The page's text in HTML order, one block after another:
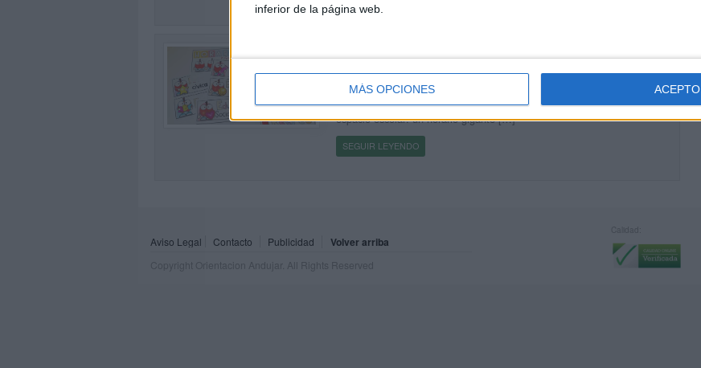
inferior de la página web.
MÁS OPCIONES ACEPTO
0
¿Buscas una forma llamativa y funcional de organizar las rutinas diarias
en tu aula? Este material es perfecto para dar color, orden y estructura al
espacio escolar: un horario gigante […]
SEGUIR LEYENDO
Aviso Legal Contacto Publicidad Volver arriba
Copyright Orientacion Andujar. All Rights Reserved